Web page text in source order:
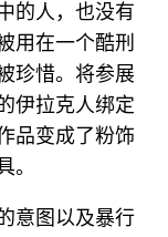
的人，也没有
用在一个酷刑
珍惜。将参展
伊拉克人绑定
品变成了粉饰
。
意图以及暴行